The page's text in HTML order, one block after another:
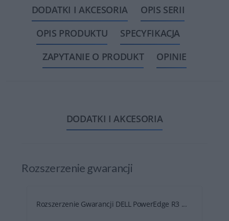
DODATKI I AKCESORIA
OPIS SERII
OPIS PRODUKTU
SPECYFIKACJA
ZAPYTANIE O PRODUKT
OPINIE
DODATKI I AKCESORIA
Rozszerzenie gwarancji
Rozszerzenie Gwarancji DELL PowerEdge R3 ...